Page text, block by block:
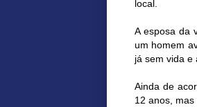
local.
A esposa da
um homem
já sem vida e
Ainda de
12 anos,